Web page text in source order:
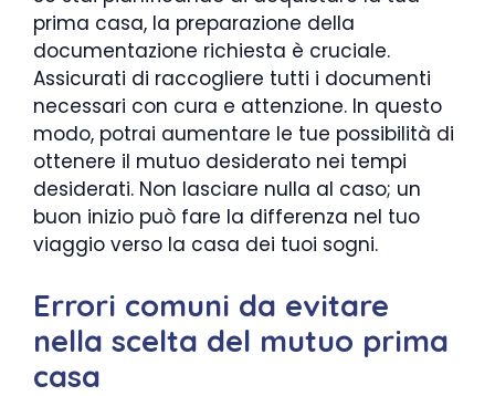
prima casa, la preparazione della
documentazione richiesta è cruciale.
Assicurati di raccogliere tutti i documenti
necessari con cura e attenzione. In questo
modo, potrai aumentare le tue possibilità di
ottenere il mutuo desiderato nei tempi
desiderati. Non lasciare nulla al caso; un
buon inizio può fare la differenza nel tuo
viaggio verso la casa dei tuoi sogni.
Errori comuni da evitare
nella scelta del mutuo prima
casa